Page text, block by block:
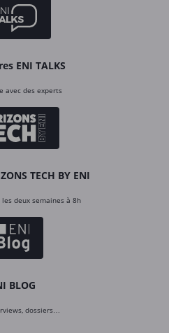
ENI TALKS
avec des experts
TECH BY ENI
deux semaines à 8h
BLOG
dossiers…